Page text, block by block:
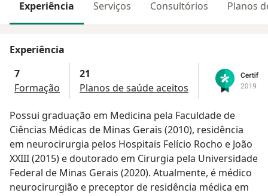
Experiência Serviços Consultórios Planos
Experiência
7
Formação
21
Planos de saúde aceitos
Possui graduação em Medicina pela Faculdade de
Ciências Médicas de Minas Gerais (2010), residência
em neurocirurgia pelos Hospitais Felício Rocho e João
XXIII (2015) e doutorado em Cirurgia pela Universidade
Federal de Minas Gerais (2020). Atualmente, é médico
neurocirurgião e preceptor de residência médica em